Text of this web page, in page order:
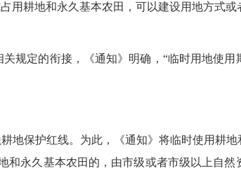
用耕地和永久基本农田，可以建设用地方式
定的衔接，《通知》明确，“临时用地使用
保护红线。为此，《通知》将临时使用耕地
和永久基本农田的，由市级或者市级以上自